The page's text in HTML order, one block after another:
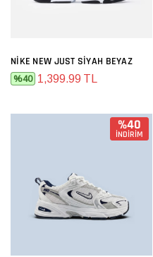
NIKE NEW JUST SIYAH BEYAZ
%40 1,399.99 TL
%40
İNDİRİM